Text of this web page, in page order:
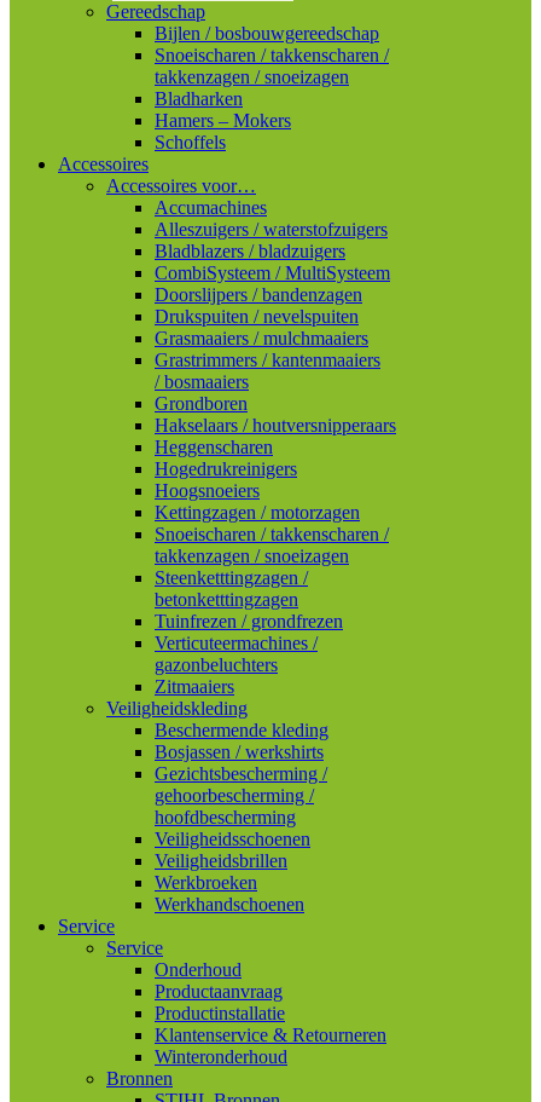
Gereedschap
Bijlen / bosbouwgereedschap
Snoeischaren / takkenscharen /
takkenzagen / snoeizagen
Bladharken
Hamers – Mokers
Schoffels
Accessoires
Accessoires voor…
Accumachines
Alleszuigers / waterstofzuigers
Bladblazers / bladzuigers
CombiSysteem / MultiSysteem
Doorslijpers / bandenzagen
Drukspuiten / nevelspuiten
Grasmaaiers / mulchmaaiers
Grastrimmers / kantenmaaiers
/ bosmaaiers
Grondboren
Hakselaars / houtversnipperaars
Heggenscharen
Hogedrukreinigers
Hoogsnoeiers
Kettingzagen / motorzagen
Snoeischaren / takkenscharen /
takkenzagen / snoeizagen
Steenketttingzagen /
betonketttingzagen
Tuinfrezen / grondfrezen
Verticuteermachines /
gazonbeluchters
Zitmaaiers
Veiligheidskleding
Beschermende kleding
Bosjassen / werkshirts
Gezichtsbescherming /
gehoorbescherming /
hoofdbescherming
Veiligheidsschoenen
Veiligheidsbrillen
Werkbroeken
Werkhandschoenen
Service
Service
Onderhoud
Productaanvraag
Productinstallatie
Klantenservice & Retourneren
Winteronderhoud
Bronnen